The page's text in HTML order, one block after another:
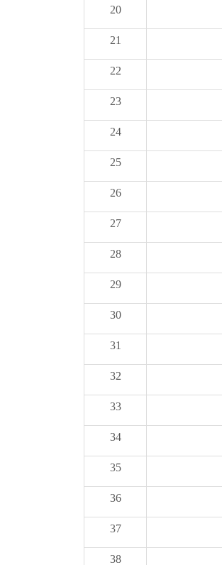
20
21
22
23
24
25
26
27
28
29
30
31
32
33
34
35
36
37
38